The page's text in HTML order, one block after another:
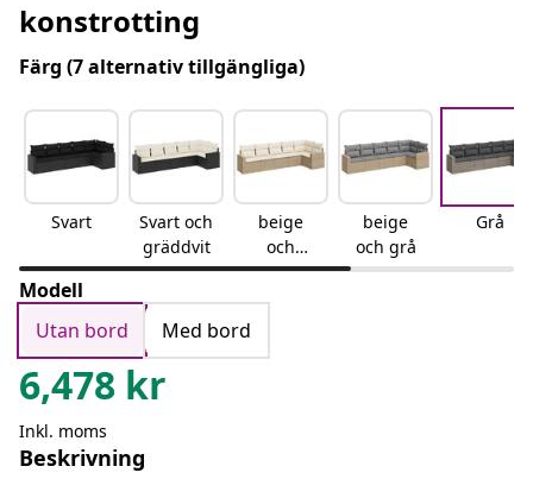
konstrotting
Färg (7 alternativ tillgängliga)
Svart
Svart och
gräddvit
beige
och
gräddvit
beige
och grå
Grå
Modell
Utan bord
Med bord
6,478 kr
Inkl. moms
Beskrivning